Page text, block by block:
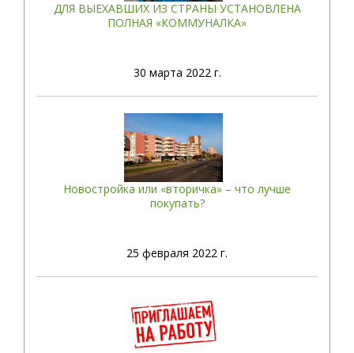
ДЛЯ ВЫЕХАВШИХ ИЗ СТРАНЫ УСТАНОВЛЕНА
ПОЛНАЯ «КОММУНАЛКА»
30 марта 2022 г.
Новостройка или «вторичка» – что лучше
покупать?
25 февраля 2022 г.